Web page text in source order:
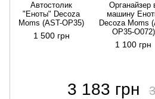
Автостолик
"Еноты" Decoza
Moms (AST-OP35)
1 500 грн
Органайзер
машину
Decoza Moms
OP35-О072)
1 100 грн
3 183 грн